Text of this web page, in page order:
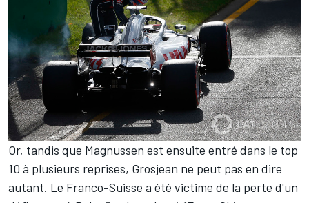
Or, tandis que Magnussen est ensuite entré dans le top
10 à plusieurs reprises, Grosjean ne peut pas en dire
autant. Le Franco-Suisse a été victime de la perte d'un